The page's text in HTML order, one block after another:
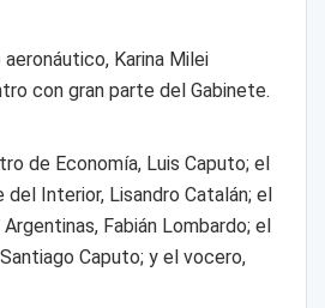
Karina Milei
con gran parte del Gabinete.
de Economía, Luis Caputo; el
Interior, Lisandro Catalán; el
Fabián Lombardo; el
Caputo; y el vocero,